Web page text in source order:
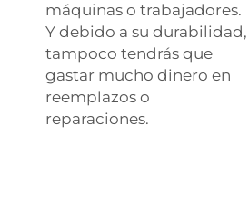
máquinas o trabajadores.
Y debido a su durabilidad,
tampoco tendrás que
gastar mucho dinero en
reemplazos o
reparaciones.